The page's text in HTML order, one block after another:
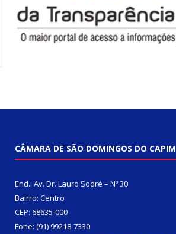
CÂMARA DE SÃO DOMINGOS DO CAPIM
End.: Av. Dr. Lauro Sodré – Nº 30
Bairro: Centro
CEP: 68635-000
Fone: (91) 99218-7330